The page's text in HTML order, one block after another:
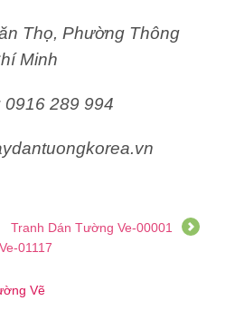
Thọ, Phường Thông
Minh
289 994
Tranh Dán Tường Ve-00001
01117
Vẽ